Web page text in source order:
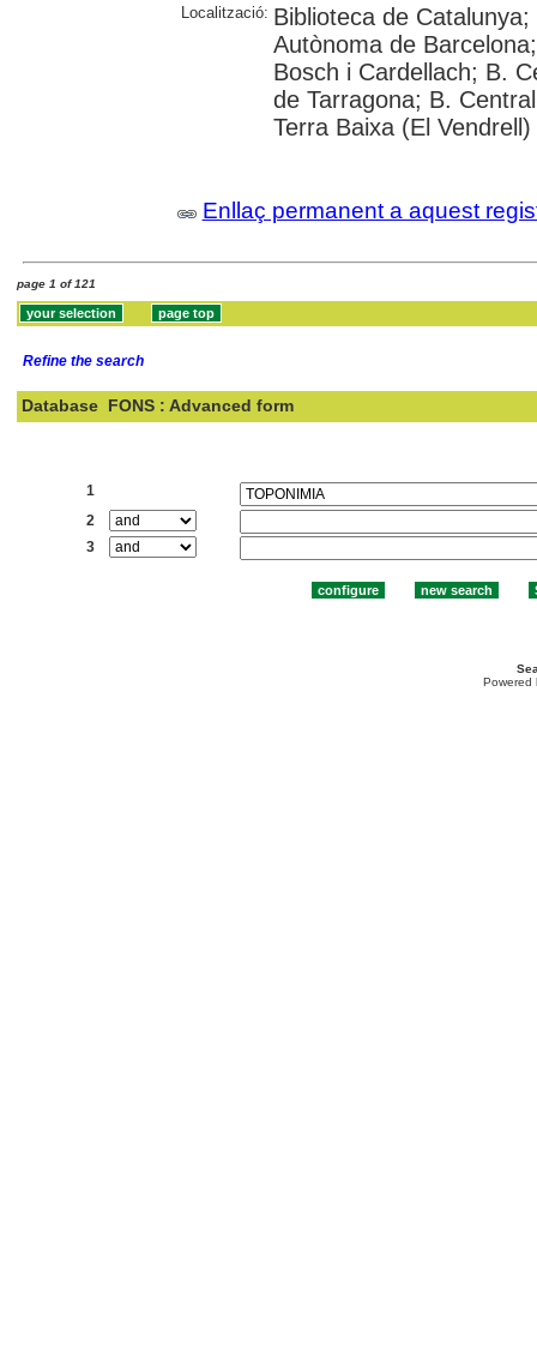
Localització: Biblioteca de
Autònoma de
Bosch i Cardellach; B.
de Tarragona; B.
Terra Baixa (El Vendrell)
Enllaç permanent a aquest
page 1 of 121
Refine the search
Database FONS : Advanced form
1
2
3